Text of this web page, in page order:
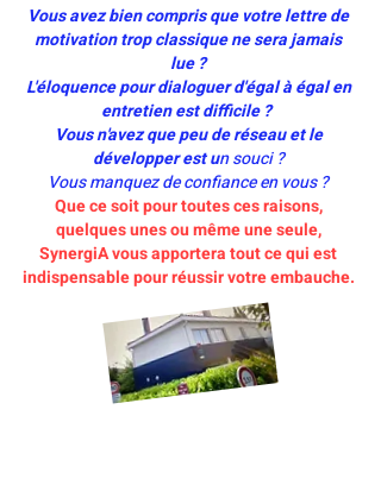
Vous avez bien compris que votre lettre de
motivation trop classique ne sera jamais
lue ?
L'éloquence pour dialoguer d'égal à égal en
entretien est difficile ?
Vous n'avez que peu de réseau et le
développer est un souci ?
Vous manquez de confiance en vous ?
Que ce soit pour toutes ces raisons,
quelques unes ou même une seule,
SynergiA vous apportera tout ce qui est
indispensable pour réussir votre embauche.